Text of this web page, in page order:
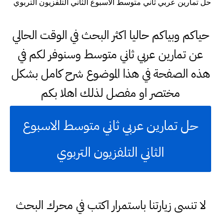
حل تمارين عربي ثاني متوسط الاسبوع الثاني التلفزيون التربوي
حياكم وبياكم حاليا اكثر البحث في الوقت الحالي
عن تمارين عربي ثاني متوسط وسنوفر لكم في
هذه الصفحة في هذا الموضوع شرح كامل بشكل
مختصر او مفصل لذلك اهلا بكم
حل تمارين عربي ثاني متوسط الاسبوع
الثاني التلفزيون التربوي
لا تنسى زيارتنا باستمرار اكتب في محرك البحث